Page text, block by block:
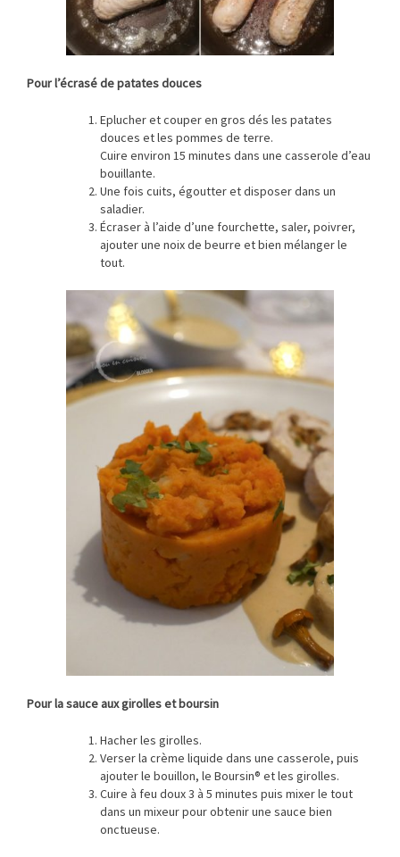
Pour l’écrasé de patates douces
Eplucher et couper en gros dés les patates
douces et les pommes de terre.
Cuire environ 15 minutes dans une casserole d’eau
bouillante.
Une fois cuits, égoutter et disposer dans un
saladier.
Écraser à l’aide d’une fourchette, saler, poivrer,
ajouter une noix de beurre et bien mélanger le
tout.
Pour la sauce aux girolles et boursin
Hacher les girolles.
Verser la crème liquide dans une casserole, puis
ajouter le bouillon, le Boursin® et les girolles.
Cuire à feu doux 3 à 5 minutes puis mixer le tout
dans un mixeur pour obtenir une sauce bien
onctueuse.